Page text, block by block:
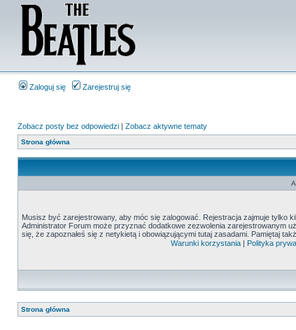
Zaloguj się Zarejestruj się
Zobacz posty bez odpowiedzi | Zobacz aktywne tematy
Strona główna
Musisz być zarejestrowany, aby móc się zalogować. Rejestracja zajmuje tylko
Administrator Forum może przyznać dodatkowe zezwolenia zarejestrowanym
się, że zapoznałeś się z netykietą i obowiązującymi tutaj zasadami. Pamiętaj
Warunki korzystania | Polityka
Strona główna